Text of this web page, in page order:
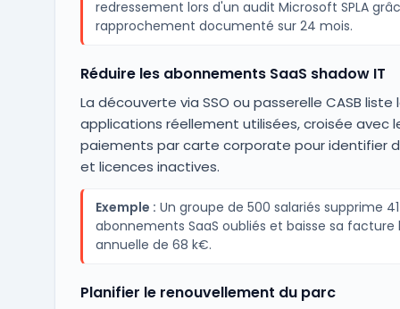
redressement lors d'un audit Microsoft SPLA
rapprochement documenté sur 24 mois.
Réduire les abonnements SaaS shadow IT
La découverte via SSO ou passerelle CASB liste
applications réellement utilisées, croisée avec
paiements par carte corporate pour identifier
et licences inactives.
Exemple : Un groupe de 500 salariés supprime 41
abonnements SaaS oubliés et baisse sa facture
annuelle de 68 k€.
Planifier le renouvellement du parc